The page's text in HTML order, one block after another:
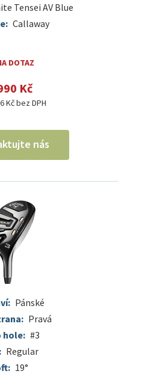
Tensei AV Blue
Callaway
DOTAZ
Kč
Kč bez DPH
nás
Pánské
Pravá
hole: #3
Regular
19°